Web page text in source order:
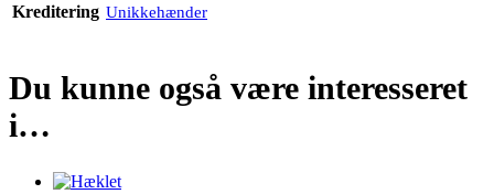
Kreditering Unikkehænder
Du kunne også være interesseret
i…